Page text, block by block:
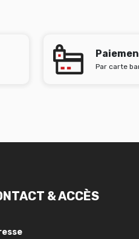
Par carte
& ACCÈS